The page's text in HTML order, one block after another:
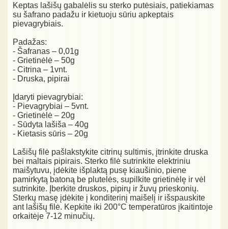
Keptas lašišų gabalėlis su sterko putėsiais, patiekiamas
su šafrano padažu ir kietuoju sūriu apkeptais
pievagrybiais.
Padažas:
- Šafranas – 0,01g
- Grietinėlė – 50g
- Citrina – 1vnt.
- Druska, pipirai
Įdaryti pievagrybiai:
- Pievagrybiai – 5vnt.
- Grietinėlė – 20g
- Sūdyta lašiša – 40g
- Kietasis sūris – 20g
Lašišų filė pašlakstykite citrinų sultimis, įtrinkite druska
bei maltais pipirais. Sterko filė sutrinkite elektriniu
maišytuvu, įdėkite išplaktą pusę kiaušinio, piene
pamirkytą batoną be plutelės, supilkite grietinėlę ir vėl
sutrinkite. Įberkite druskos, pipirų ir žuvų prieskonių.
Sterkų masę įdėkite į konditerinį maišelį ir išspauskite
ant lašišų filė. Kepkite iki 200°C temperatūros įkaitintoje
orkaitėje 7-12 minučių.